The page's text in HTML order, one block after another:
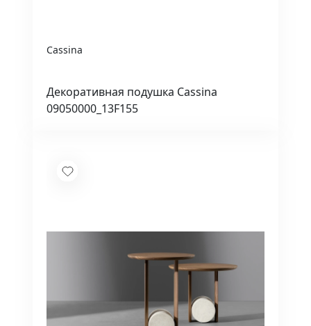
Cassina
Декоративная подушка Cassina
09050000_13F155